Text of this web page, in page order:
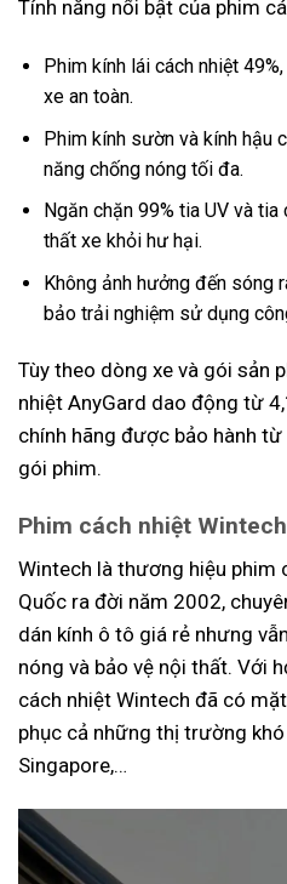
Tính năng nổi bật của phim
Phim kính lái cách nhiệt
xe an toàn.
Phim kính sườn và kính hậu
năng chống nóng tối đa.
Ngăn chặn 99% tia UV và
thất xe khỏi hư hại.
Không ảnh hưởng đến sóng
bảo trải nghiệm sử dụng
Tùy theo dòng xe và gói sản
nhiệt AnyGard dao động từ
chính hãng được bảo hành
gói phim.
Phim cách nhiệt
Wintech là thương hiệu phim
Quốc ra đời năm 2002,
dán kính ô tô giá rẻ nhưng
nóng và bảo vệ nội thất. Với
cách nhiệt Wintech đã có
phục cả những thị trường
Singapore,…